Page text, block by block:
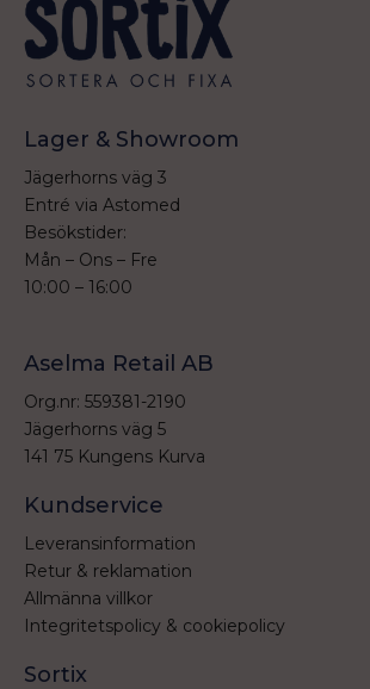
Lager & Showroom
Jägerhorns väg 3
Entré via Astomed
Besökstider:
Mån – Ons – Fre
10:00 – 16:00
Aselma Retail AB
Org.nr: 559381-2190
Jägerhorns väg 5
141 75 Kungens Kurva
Kundservice
Leveransinformation
Retur & reklamation
Allmänna villkor
Integritetspolicy & cookiepolicy
Sortix